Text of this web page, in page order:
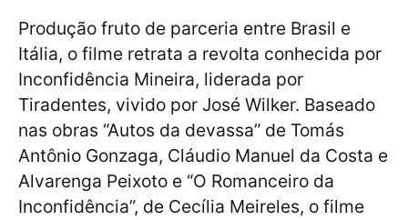
Produção fruto de parceria entre Brasil e
Itália, o filme retrata a revolta conhecida por
Inconfidência Mineira, liderada por
Tiradentes, vivido por José Wilker. Baseado
nas obras “Autos da devassa” de Tomás
Antônio Gonzaga, Cláudio Manuel da Costa e
Alvarenga Peixoto e “O Romanceiro da
Inconfidência”, de Cecília Meireles, o filme